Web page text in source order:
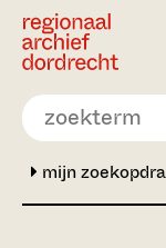
Ga direct naar de
mijn